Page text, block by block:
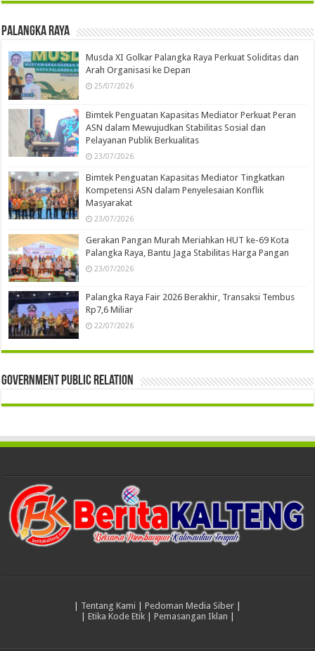
Palangka Raya
Musda XI Golkar Palangka Raya Perkuat Soliditas dan
Arah Organisasi ke Depan
25/07/2026
Bimtek Penguatan Kapasitas Mediator Perkuat Peran
ASN dalam Mewujudkan Stabilitas Sosial dan
Pelayanan Publik Berkualitas
23/07/2026
Bimtek Penguatan Kapasitas Mediator Tingkatkan
Kompetensi ASN dalam Penyelesaian Konflik
Masyarakat
23/07/2026
Gerakan Pangan Murah Meriahkan HUT ke-69 Kota
Palangka Raya, Bantu Jaga Stabilitas Harga Pangan
23/07/2026
Palangka Raya Fair 2026 Berakhir, Transaksi Tembus
Rp7,6 Miliar
22/07/2026
Government Public Relation
| Tentang Kami | Pedoman Media Siber |
| Etika Kode Etik| Pemasangan Iklan |